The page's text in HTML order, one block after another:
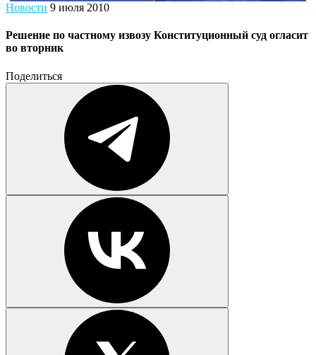
Новости 9 июля 2010
Решение по частному извозу Конституционный суд огласит
во вторник
Поделиться